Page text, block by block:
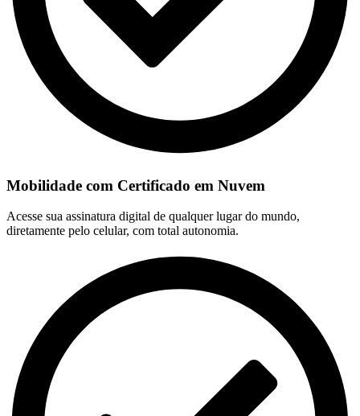
Mobilidade com Certificado em Nuvem
Acesse sua assinatura digital de qualquer lugar do mundo,
diretamente pelo celular, com total autonomia.